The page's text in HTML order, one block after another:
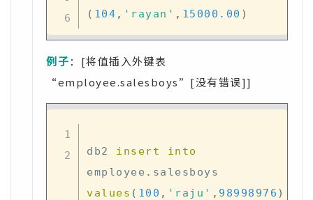
( 104 , 'rayan' , 15000.00 )
例子：[将值插入外键表
“employee.salesboys”[没有错误]]
db2 insert
into
employee .
values ( 100 , 'raju' , 98998976 )